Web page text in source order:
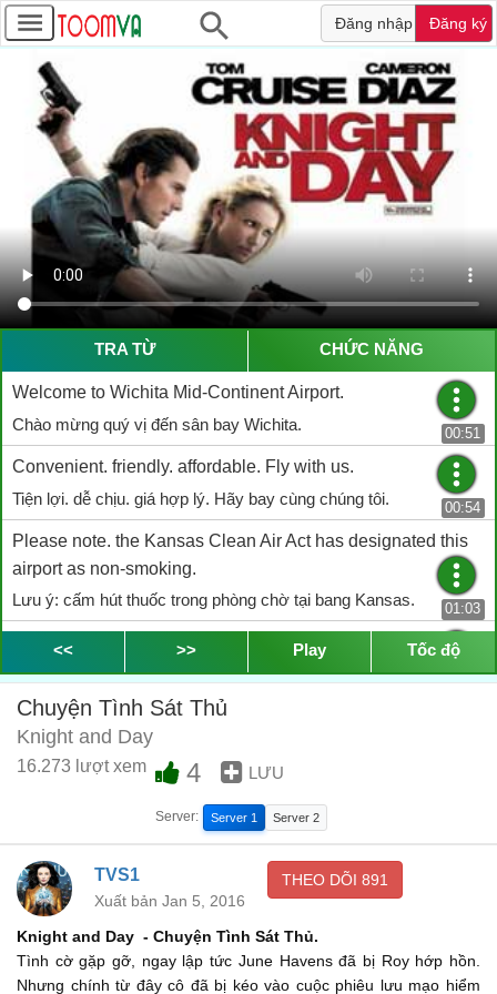
Đăng nhập Đăng ký
TRA TỪ CHỨC NĂNG
Welcome to Wichita Mid-Continent Airport.
Chào mừng quý vị đến sân bay Wichita.
00:51
Convenient. friendly. affordable. Fly with us.
Tiện lợi. dễ chịu. giá hợp lý. Hãy bay cùng chúng tôi.
00:54
Please note. the Kansas Clean Air Act has designated this
airport as non-smoking.
Lưu ý: cấm hút thuốc trong phòng chờ tại bang Kansas.
01:03
Your attention. please. Baggage claim is located
Xin chú ý. Khu vực trả hành lý…
01:19
on the east side of the terminal.
nằm ở phía đông của nhà ga.
Hotel and ground transportation information boards
Quầy thông tin đặt xe, đặt phòng khách sạn…
and public telephones are located opposite the baggage
carousels.
Ladies and gentlemen. please maintain visual contact
<< >> Play Tốc độ
Chuyện Tình Sát Thủ
Knight and Day
16.273 lượt xem 4 LƯU
Server: Server 1 Server 2
TVS1
Xuất bản Jan 5, 2016
THEO DÕI 891
Knight and Day - Chuyện Tình Sát Thủ.
Tình cờ gặp gỡ, ngay lập tức June Havens đã bị Roy hớp hồn.
Nhưng chính từ đây cô đã bị kéo vào cuộc phiêu lưu mạo hiểm